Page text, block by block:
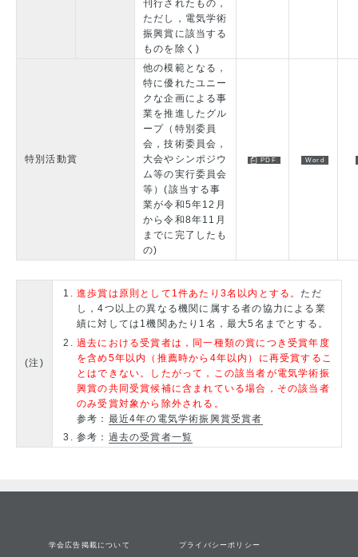
刊行されたもの，
ただし，電気学術
振興賞に該当する
ものを除く)
特別活動賞
他の模範となる，
特に優れたユニー
クな企画による事
業を推進したグル
ープ（特別委員
会，技術委員会，
大会やシンポジウ
ム等の実行委員会
等）(該当する事
業が令和5年12月
から令和8年11月
までに完了したも
の)
(注)
進歩賞は原則として1件あたり3名以内とする。ただ
し，4つ以上の異なる機関に属する者の協力による業
績に対しては1機関あたり1名，最大5名までとする。
過去における受賞者は，同一種類の賞につき受賞年度
を含め5年以内（推薦時から4年以内）に再受賞するこ
とはできない。したがって，この該当者が電気学術振
興賞の共同受賞候補に含まれている場合，その該当者
のみ受賞対象から除外される。
参考： 最近4年の電気学術振興賞受賞者
参考： 過去の受賞者一覧
学会広告掲載について プライバシーポリシー